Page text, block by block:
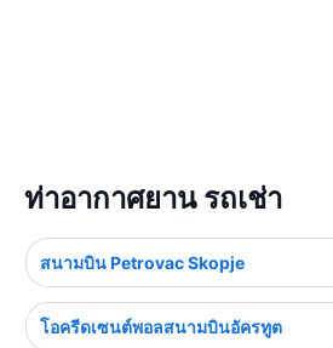
ท่าอากาศยาน รถเช่า
สนามบิน Petrovac Skopje
โอครีดเซนต์พอลสนามบินอัครทูต